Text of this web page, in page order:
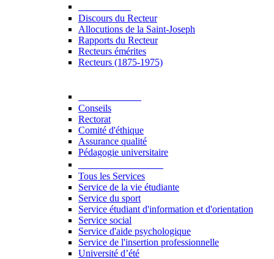
Discours du Recteur
Allocutions de la Saint-Joseph
Rapports du Recteur
Recteurs émérites
Recteurs (1875-1975)
Conseils
Rectorat
Comité d'éthique
Assurance qualité
Pédagogie universitaire
Tous les Services
Service de la vie étudiante
Service du sport
Service étudiant d'information et d'orientation
Service social
Service d'aide psychologique
Service de l'insertion professionnelle
Université d’été